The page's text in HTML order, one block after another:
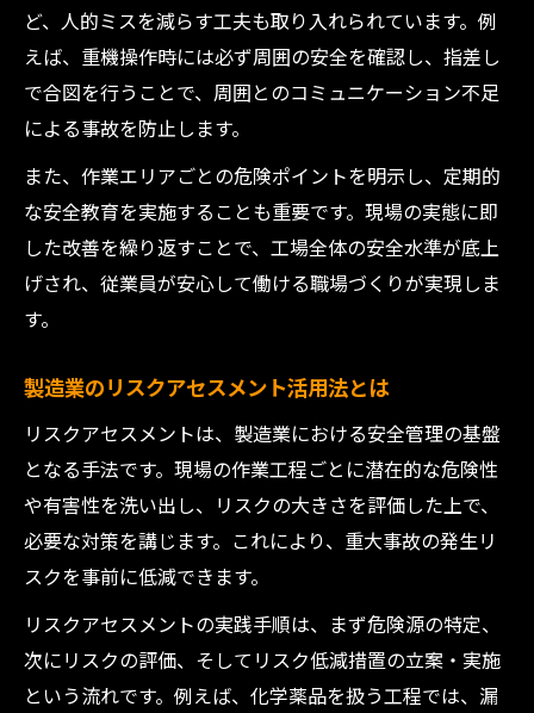
ど、人的ミスを減らす工夫も取り入れられています。例
えば、重機操作時には必ず周囲の安全を確認し、指差し
で合図を行うことで、周囲とのコミュニケーション不足
による事故を防止します。
また、作業エリアごとの危険ポイントを明示し、定期的
な安全教育を実施することも重要です。現場の実態に即
した改善を繰り返すことで、工場全体の安全水準が底上
げされ、従業員が安心して働ける職場づくりが実現しま
す。
製造業のリスクアセスメント活用法とは
リスクアセスメントは、製造業における安全管理の基盤
となる手法です。現場の作業工程ごとに潜在的な危険性
や有害性を洗い出し、リスクの大きさを評価した上で、
必要な対策を講じます。これにより、重大事故の発生リ
スクを事前に低減できます。
リスクアセスメントの実践手順は、まず危険源の特定、
次にリスクの評価、そしてリスク低減措置の立案・実施
という流れです。例えば、化学薬品を扱う工程では、漏